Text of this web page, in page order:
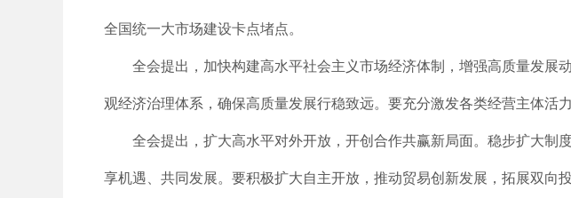
全国统一大市场建设卡点堵点。
全会提出，加快构建高水平社会主义市场经济体制，增强高质量发展
观经济治理体系，确保高质量发展行稳致远。要充分激发各类经营主体活
全会提出，扩大高水平对外开放，开创合作共赢新局面。稳步扩大
享机遇、共同发展。要积极扩大自主开放，推动贸易创新发展，拓展双向